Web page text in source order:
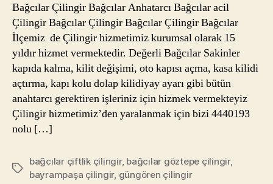
Bağcılar Çilingir Bağcılar Anhatarcı Bağcılar acil
Çilingir Bağcılar Çilingir Bağcılar Çilingir Bağcılar
İlçemiz de Çilingir hizmetimiz kurumsal olarak 15
yıldır hizmet vermektedir. Değerli Bağcılar Sakinler
kapıda kalma, kilit değişimi, oto kapısı açma, kasa kilidi
açtırma, kapı kolu dolap kilidiyay ayarı gibi bütün
anahtarcı gerektiren işleriniz için hizmek vermekteyiz
Çilingir hizmetimiz’den yaralanmak için bizi 4440193
nolu […]
Etiketler
bağcılar çiftlik çilingir, bağcılar göztepe çilingir,
bayrampaşa çilingir, güngören çilingir